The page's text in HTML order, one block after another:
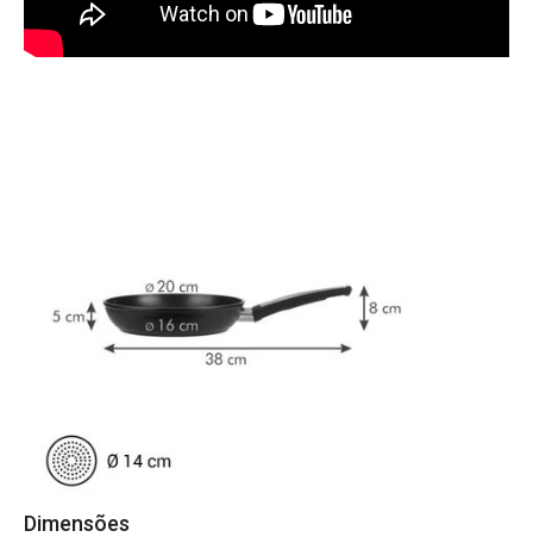
Dimensões